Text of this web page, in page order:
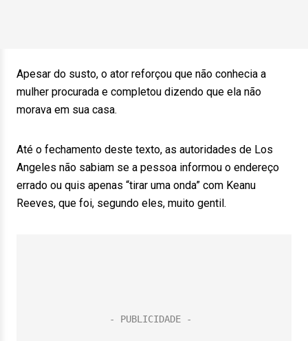
Apesar do susto, o ator reforçou que não conhecia a
mulher procurada e completou dizendo que ela não
morava em sua casa.
Até o fechamento deste texto, as autoridades de Los
Angeles não sabiam se a pessoa informou o endereço
errado ou quis apenas “tirar uma onda” com Keanu
Reeves, que foi, segundo eles, muito gentil.